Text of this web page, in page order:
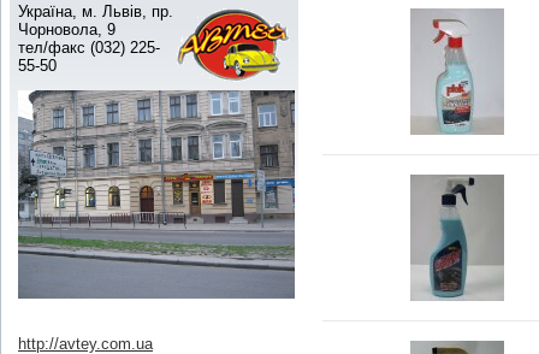
Україна, м. Львів, пр.
Чорновола, 9
тел/факс (032) 225-
55-50
http://avtey.com.ua